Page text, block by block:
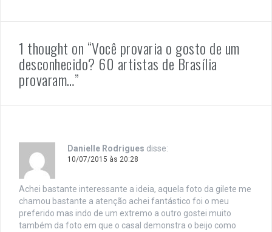
1 thought on “Você provaria o gosto de um
desconhecido? 60 artistas de Brasília
provaram…”
Danielle Rodrigues disse:
10/07/2015 às 20:28
Achei bastante interessante a ideia, aquela foto da gilete me
chamou bastante a atenção achei fantástico foi o meu
preferido mas indo de um extremo a outro gostei muito
também da foto em que o casal demonstra o beijo como